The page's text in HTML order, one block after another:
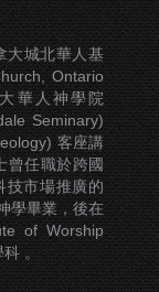
大城北華人基
Ontario
華人神學院
Seminary)
客座講
曾任職於跨國
技市場推廣的
學畢業，後在
of Worship
。